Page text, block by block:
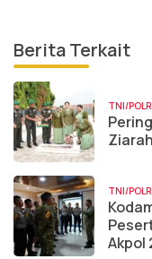
Berita Terkait
TNI/POLRI
TNI/POLRI
Akpol